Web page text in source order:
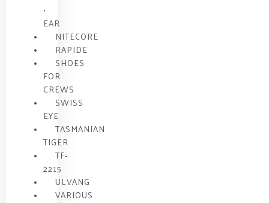
•
EAR
NITECORE
RAPIDE
SHOES
FOR
CREWS
SWISS
EYE
TASMANIAN
TIGER
TF-
2215
ULVANG
VARIOUS